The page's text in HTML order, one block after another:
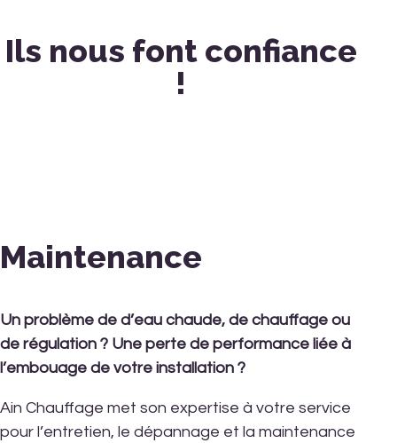
Ils nous font confiance
!
Maintenance
Un problème de d’eau chaude, de chauffage ou
de régulation ? Une perte de performance liée à
l’embouage de votre installation ?
Ain Chauffage met son expertise à votre service
pour l’entretien, le dépannage et la maintenance